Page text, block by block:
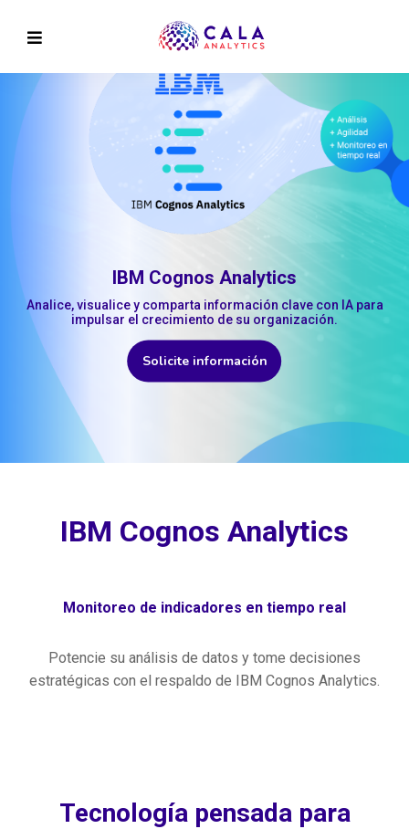
IBM Cognos Analytics
Analice, visualice y comparta información clave con IA para
impulsar el crecimiento de su organización.
Solicite información
IBM Cognos Analytics
Monitoreo de indicadores en tiempo real
Potencie su análisis de datos y tome decisiones
estratégicas con el respaldo de IBM Cognos Analytics.
Tecnología pensada para